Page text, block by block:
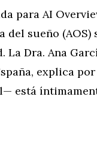
para AI
del sueño
La Dra. Ana
explica
está